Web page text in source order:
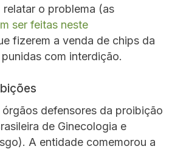
o problema (as
ser feitas neste
fizerem a venda de chips da
com interdição.
defensores da proibição
de Ginecologia e
A entidade comemorou a